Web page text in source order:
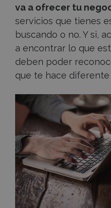
va a ofrecer tu
servicios que tienes
buscando o no. Y si,
a encontrar lo que
deben poder
que te hace diferente